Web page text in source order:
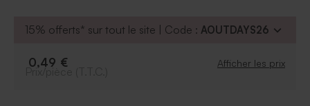
Taille : 25 mm
15% offerts* sur tout le site | Code : AOUTDAYS26
0,49 € Afficher les prix